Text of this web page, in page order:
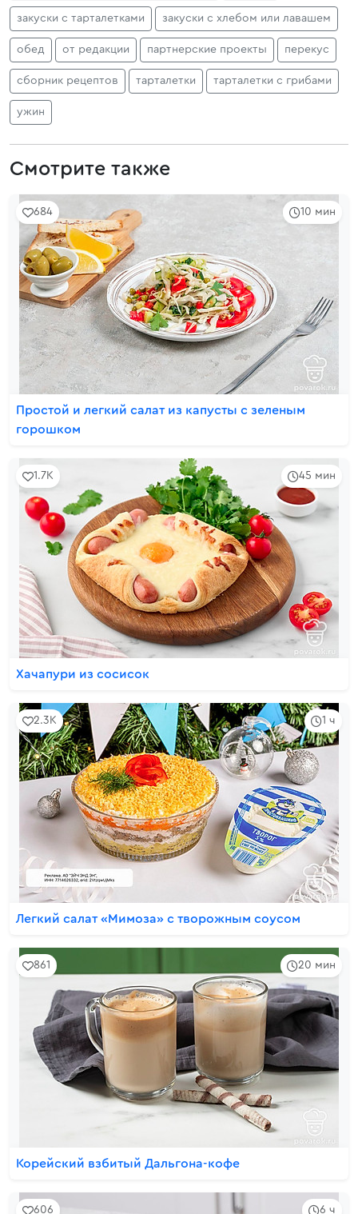
закуски с тарталетками закуски с хлебом или лавашем
обед от редакции партнерские проекты перекус
сборник рецептов тарталетки тарталетки с грибами
ужин
Смотрите также
10 мин
684
Простой и легкий салат из капусты с зеленым
горошком
45 мин
1.7K
Хачапури из сосисок
1 ч
2.3K
Легкий салат «Мимоза» с творожным соусом
20 мин
861
Корейский взбитый Дальгона-кофе
6 ч
606